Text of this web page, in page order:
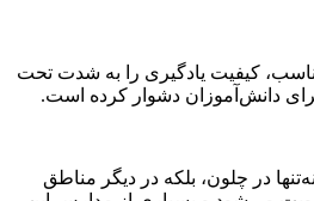
کیفیت یادگیری را به شدت تحت
دشوار کرده است.
چلون، بلکه در دیگر مناطق